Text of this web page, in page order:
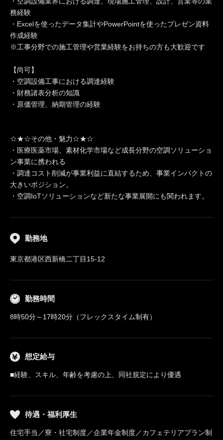
務経験
・Excelを使ったデータ集計やPowerPointを使ったプレゼン資料
作成経験
※工事分野での施工管理や営業経験をお持ちの方も大歓迎です
【尚可】
・空調設備工事における調達経験
・財務諸表分析の知識
・原価管理、納期管理の経験
☆★☆その他・魅力☆★☆
・医療医薬市場、素材化学市場など成長分野の空調ソリューショ
ン事業に携われる
・調達コスト削減が事業利益に直結するため、事業インパクトの
大きいポジション。
・空調IoTソリューションなど新たな事業展開にも関われます。
勤務地
東京都港区西新橋二丁目15-12
勤務時間
8時50分～17時20分（フレックスタイム制有）
想定給与
■経験、スキル、年齢を考慮の上、同社規定により優遇
待遇・福利厚生
住宅手当／寮・社宅制度／企業年金制度／カフェテリアプラン制